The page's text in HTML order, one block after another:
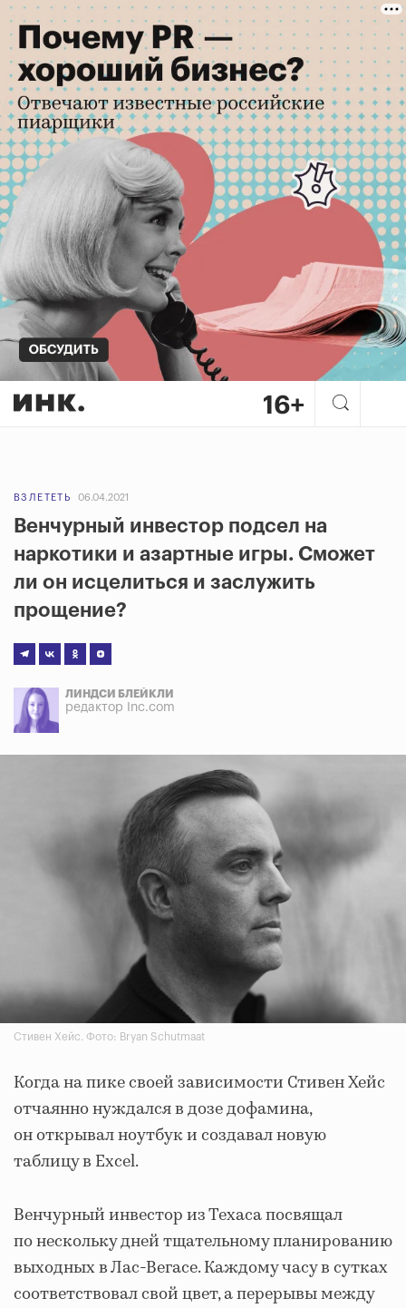
ВЗЛЕТЕТЬ 06.04.2021
Венчурный инвестор подсел на
наркотики и азартные игры. Сможет
ли он исцелиться и заслужить
прощение?
ЛИНДСИ БЛЕЙКЛИ
редактор Inc.com
Стивен Хейс. Фото: Bryan Schutmaat
Когда на пике своей зависимости Стивен Хейс
отчаянно нуждался в дозе дофамина,
он открывал ноутбук и создавал новую
таблицу в Excel.
Венчурный инвестор из Техаса посвящал
по нескольку дней тщательному планированию
выходных в Лас-Вегасе. Каждому часу в сутках
соответствовал свой цвет, а перерывы между